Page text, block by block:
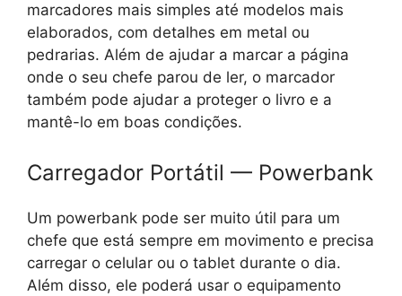
marcadores mais simples até modelos mais
elaborados, com detalhes em metal ou
pedrarias. Além de ajudar a marcar a página
onde o seu chefe parou de ler, o marcador
também pode ajudar a proteger o livro e a
mantê-lo em boas condições.
Carregador Portátil — Powerbank
Um powerbank pode ser muito útil para um
chefe que está sempre em movimento e precisa
carregar o celular ou o tablet durante o dia.
Além disso, ele poderá usar o equipamento